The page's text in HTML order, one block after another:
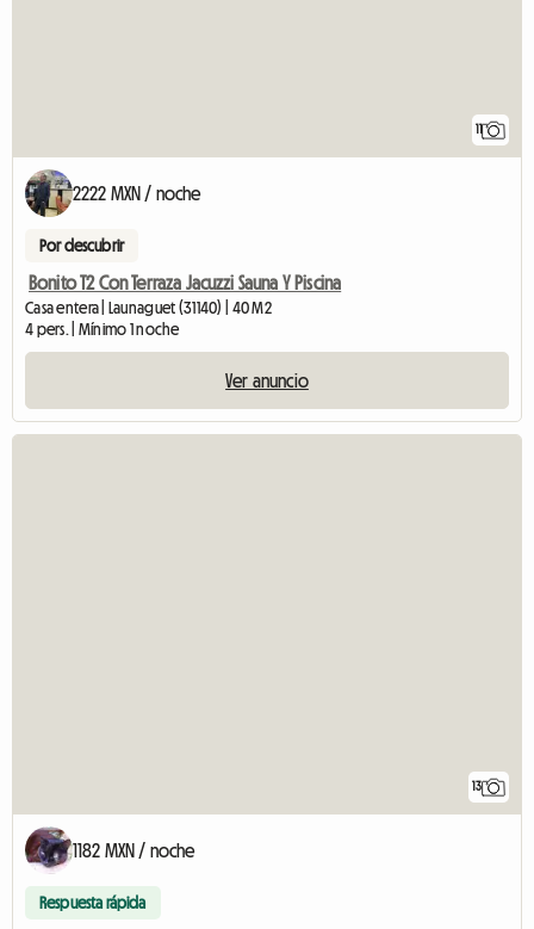
11
2222 MXN / noche
Por descubrir
Bonito T2 Con Terraza Jacuzzi Sauna Y Piscina
Casa entera | Launaguet (31140) | 40 M2
4 pers. | Mínimo 1 noche
Ver anuncio
13
1182 MXN / noche
Respuesta rápida